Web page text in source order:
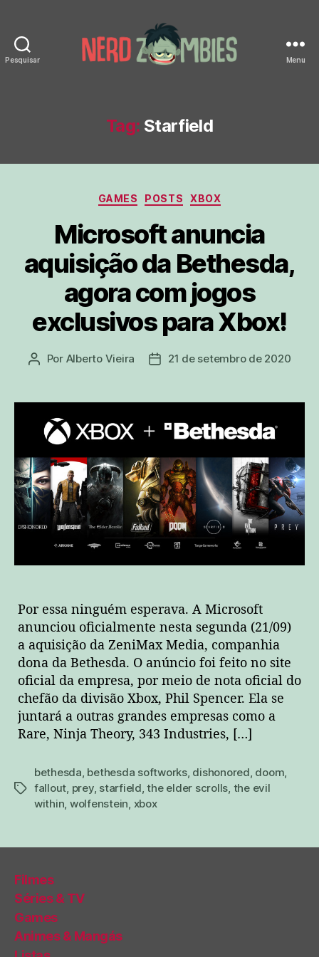
Pesquisar Menu
Tag: Starfield
Categorias
GAMES POSTS XBOX
Microsoft anuncia
aquisição da Bethesda,
agora com jogos
exclusivos para Xbox!
Autor
Por Alberto Vieira
Data21 de setembro de 2020
Por essa ninguém esperava. A Microsoft
anunciou oficialmente nesta segunda (21/09)
a aquisição da ZeniMax Media, companhia
dona da Bethesda. O anúncio foi feito no site
oficial da empresa, por meio de nota oficial do
chefão da divisão Xbox, Phil Spencer. Ela se
juntará a outras grandes empresas como a
Rare, Ninja Theory, 343 Industries, […]
tags
bethesda, bethesda softworks, dishonored, doom,
fallout, prey, starfield,the elder scrolls, the evil
within, wolfenstein, xbox
Filmes
Séries & TV
Games
Animes & Mangás